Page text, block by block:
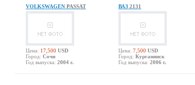
VOLKSWAGEN PASSAT
Цена: 17,500 USD
Город: Сочи
Год выпуска: 2004 г.
ВАЗ 2131
Цена: 7,500 USD
Город: Курганинск
Год выпуска: 2006 г.